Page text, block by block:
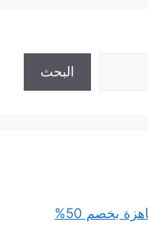
البحث
بخصم 50%